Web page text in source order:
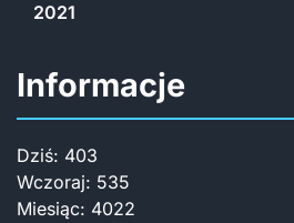
2021
Informacje
Dziś: 403
Wczoraj: 535
Miesiąc: 4022